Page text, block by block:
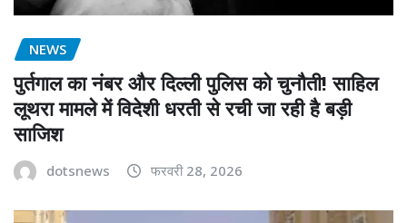
NEWS
पुर्तगाल का नंबर और दिल्ली पुलिस को चुनौती! साहिल
लूथरा मामले में विदेशी धरती से रची जा रही है बड़ी
साजिश
dotsnews फरवरी 28, 2026